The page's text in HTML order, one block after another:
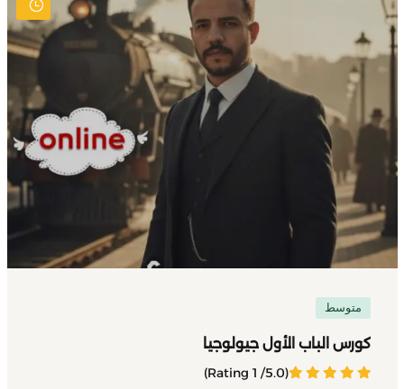
متوسط
كورس الباب الأول جيولوجيا
(5.0/ 1 Rating)